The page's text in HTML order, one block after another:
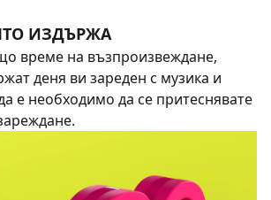
ИЗДЪРЖА
време на възпроизвеждане,
деня ви зареден с музика и
е необходимо да се притеснявате